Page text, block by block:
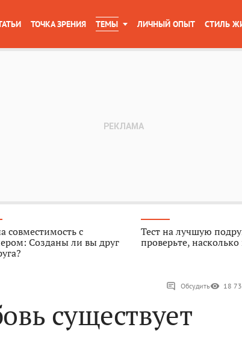
ТОЧКА ЗРЕНИЯ ТЕМЫ ЛИЧНЫЙ ОПЫТ СТИЛЬ
совместимость с
Созданы ли вы друг
Тест на лучшую
проверьте,
Обсудить 18
существует